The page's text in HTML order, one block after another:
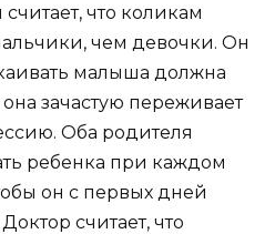
что коликам
чем девочки. Он
малыша должна
зачастую переживает
Оба родителя
ребенка при каждом
он с первых дней
считает, что